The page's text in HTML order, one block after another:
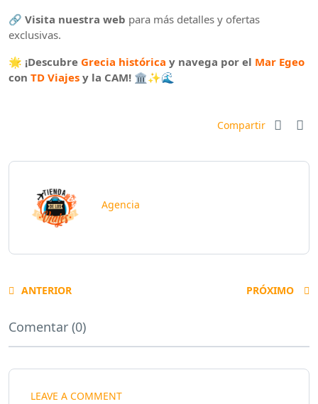
🔗 Visita nuestra web para más detalles y ofertas
exclusivas.
🌟 ¡Descubre Grecia histórica y navega por el Mar Egeo
con TD Viajes y la CAM! 🏛️✨🌊
Compartir
Agencia
ANTERIOR PRÓXIMO
Comentar (0)
LEAVE A COMMENT